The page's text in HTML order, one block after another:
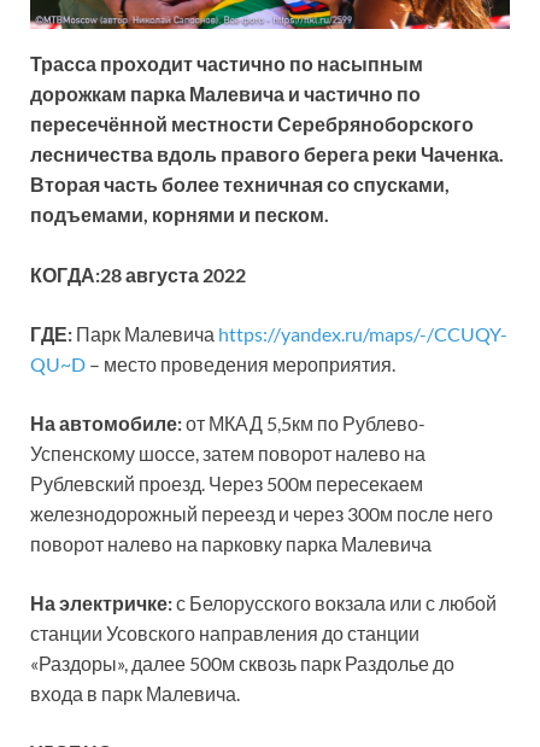
Трасса проходит частично по насыпным
дорожкам парка Малевича и частично по
пересечённой местности Серебряноборского
лесничества вдоль правого берега реки Чаченка.
Вторая часть более техничная со спусками,
подъемами, корнями и песком.
КОГДА:28 августа 2022
ГДЕ: Парк Малевича https://yandex.ru/maps/-/CCUQY-
QU~D – место проведения мероприятия.
На автомобиле:от МКАД 5,5км по Рублево-
Успенскому шоссе, затем поворот налево на
Рублевский проезд. Через 500м пересекаем
железнодорожный переезд и через 300м после него
поворот налево на парковку парка Малевича
На электричке:с Белорусского вокзала или с любой
станции Усовского направления до станции
«Раздоры», далее 500м сквозь парк Раздолье до
входа в парк Малевича.